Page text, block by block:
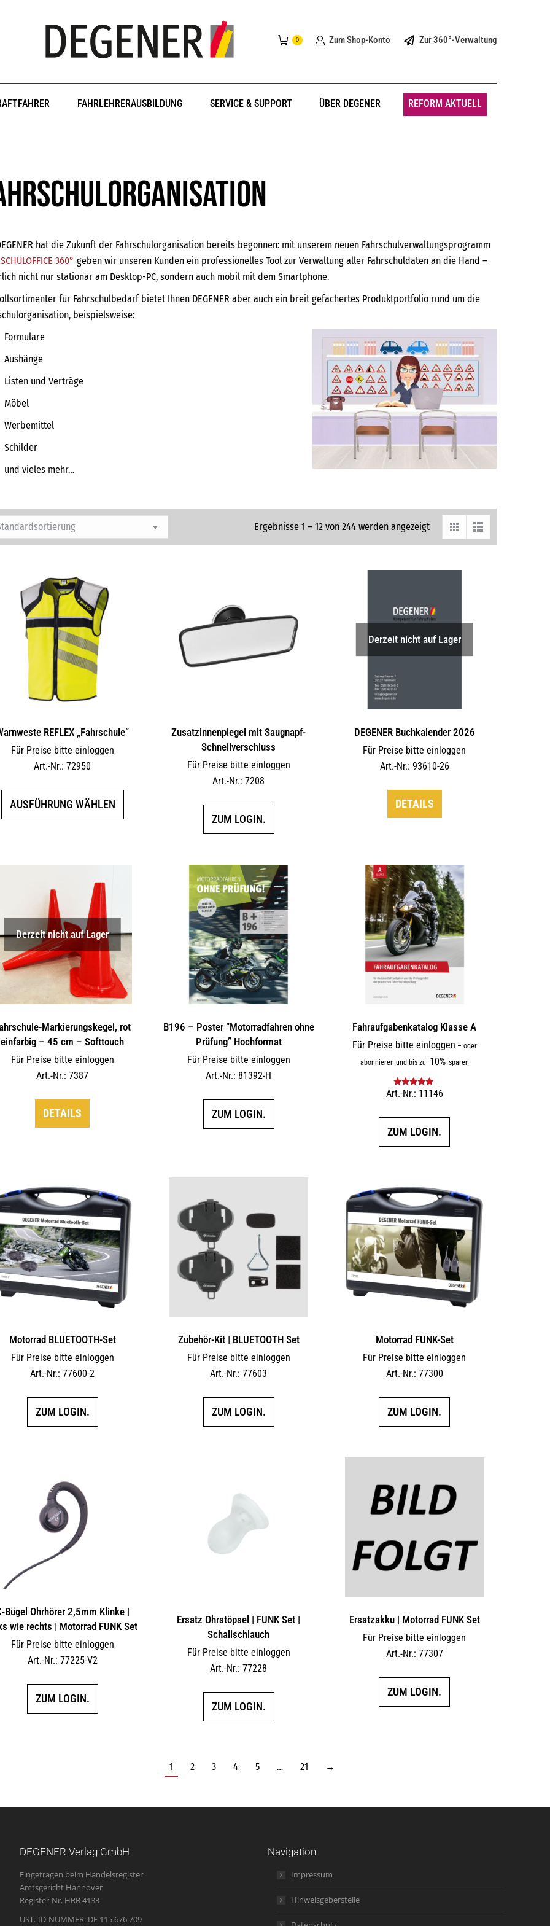
0 Zum Shop-Konto Zur 360°-Verwaltung
FAHRLEHRERAUSBILDUNG SERVICE & SUPPORT ÜBER DEGENER REFORM AKTUELL
hat die Zukunft der Fahrschulorganisation bereits begonnen: mit unserem neuen Fahrschulverwaltungsprogramm
360° geben wir unseren Kunden ein professionelles Tool zur Verwaltung aller Fahrschuldaten an die Hand –
nicht nur stationär am Desktop-PC, sondern auch mobil mit dem Smartphone.
für Fahrschulbedarf bietet Ihnen DEGENER aber auch ein breit gefächertes Produktportfolio rund um die
beispielsweise:
Formulare
Aushänge
Listen und Verträge
Möbel
Werbemittel
Schilder
und vieles mehr…
Ergebnisse 1 – 12 von 244 werden angezeigt
REFLEX „Fahrschule“
Für Preise bitte einloggen
Art.-Nr.: 72950
AUSFÜHRUNG WÄHLEN
auf
der
Produktseite
gewählt
werden
Zusatzinnenpiegel mit Saugnapf-
Schnellverschluss
Für Preise bitte einloggen
Art.-Nr.: 7208
ZUM LOGIN.
Derzeit nicht auf Lager
DEGENER Buchkalender 2026
Für Preise bitte einloggen
Art.-Nr.: 93610-26
DETAILS
Derzeit nicht auf Lager
Markierungskegel, rot
einfarbig – 45 cm – Softtouch
Für Preise bitte einloggen
Art.-Nr.: 7387
DETAILS
B196 – Poster “Motorradfahren ohne
Prüfung” Hochformat
Für Preise bitte einloggen
Art.-Nr.: 81392-H
ZUM LOGIN.
Fahraufgabenkatalog Klasse A
Für Preise bitte einloggen – oder
abonnieren und bis zu 10% sparen
Bewertet mit
Art.-Nr.: 11146
ZUM LOGIN.
Motorrad BLUETOOTH-Set
Für Preise bitte einloggen
Art.-Nr.: 77600-2
ZUM LOGIN.
Zubehör-Kit | BLUETOOTH Set
Für Preise bitte einloggen
Art.-Nr.: 77603
ZUM LOGIN.
Motorrad FUNK-Set
Für Preise bitte einloggen
Art.-Nr.: 77300
ZUM LOGIN.
Bügel Ohrhörer 2,5mm Klinke |
wie rechts | Motorrad FUNK Set
Für Preise bitte einloggen
Art.-Nr.: 77225-V2
ZUM LOGIN.
Ersatz Ohrstöpsel | FUNK Set |
Schallschlauch
Für Preise bitte einloggen
Art.-Nr.: 77228
ZUM LOGIN.
Ersatzakku | Motorrad FUNK Set
Für Preise bitte einloggen
Art.-Nr.: 77307
ZUM LOGIN.
1 2 3 4 5 … 21 →
DEGENER Verlag GmbH
Eingetragen beim Handelsregister
Amtsgericht Hannover
Register-Nr. HRB 4133
UST.-ID-NUMMER: DE 115 676 709
Navigation
Impressum
Hinweisgeberstelle